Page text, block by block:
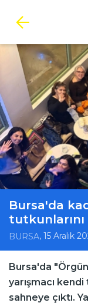
Bursa'da
BURSA, 15 Aralık
Bursa'da
yarışmacı
sahneye çıktı.